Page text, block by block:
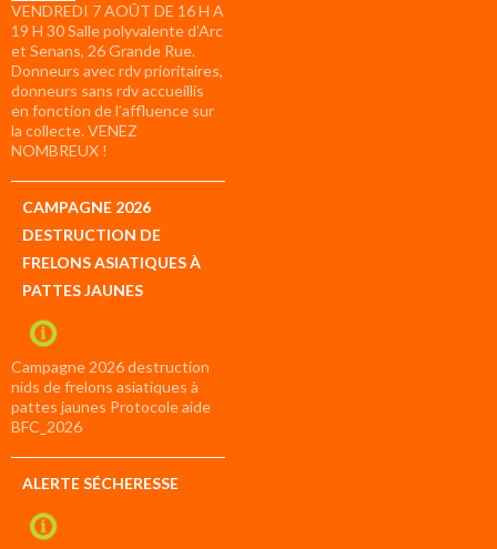
VENDREDI 7 AOÛT DE 16 H A
19 H 30 Salle polyvalente d’Arc
et Senans, 26 Grande Rue.
Donneurs avec rdv prioritaires,
donneurs sans rdv accueillis
en fonction de l’affluence sur
la collecte. VENEZ
NOMBREUX !
CAMPAGNE 2026
DESTRUCTION DE
FRELONS ASIATIQUES À
PATTES JAUNES
Campagne 2026 destruction
nids de frelons asiatiques à
pattes jaunes Protocole aide
BFC_2026
ALERTE SÉCHERESSE